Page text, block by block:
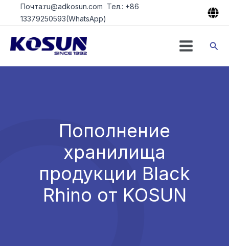
ПерейтиПочта:ru@adkosun.com Тел.: +86
13379250593(WhatsApp)
Пополнение
хранилища
продукции Black
Rhino от KOSUN